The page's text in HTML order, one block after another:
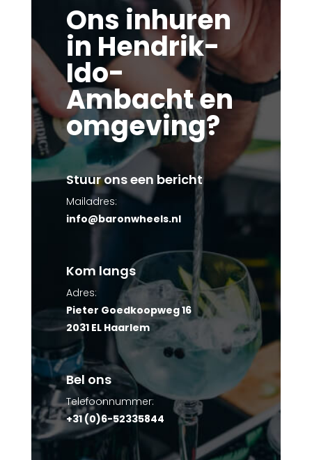
Ons inhuren
in Hendrik-
Ido-
Ambacht en
omgeving?
Stuur ons een bericht
Mailadres:
info@baronwheels.nl
Kom langs
Adres:
Pieter Goedkoopweg 16
2031 EL Haarlem
Bel ons
Telefoonnummer:
+31 (0)6-52335844